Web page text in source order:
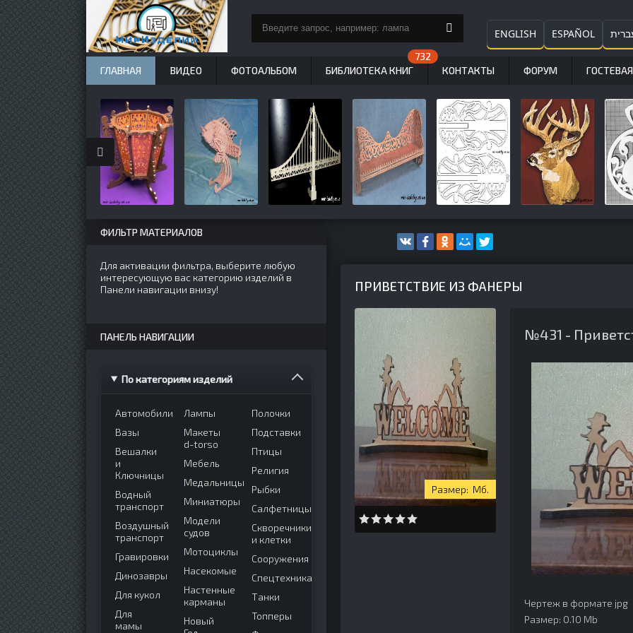
ПРИВЕТСТВИЕ ИЗ ФАНЕРЫ
Мб.
№431 -
Чертеж в формате jpg
Размер: 0.10 Mb
ФИЛЬТР МАТЕРИАЛОВ
Для активации фильтра, выберите любую
интересующую вас категорию изделий в
Панели навигации внизу!
ПАНЕЛЬ НАВИГАЦИИ
По категориям изделий
Автомобили
Вазы
Вешалки
и
Ключницы
Водный
транспорт
Воздушный
транспорт
Гравировки
Динозавры
Для кукол
Для
мамы
Лампы
Макеты
d-torso
Мебель
Медальницы
Миниатюры
Модели
судов
Мотоциклы
Насекомые
Настенные
карманы
Новый
Полочки
Подставки
Птицы
Религия
Рыбки
Салфетницы
Скворечники
и клетки
Сооружения
Спецтехника
Танки
Топперы
ENGLISH ESPAÑOL
ГЛАВНАЯ ВИДЕО ФОТОАЛЬБОМ БИБЛИОТЕКА КНИГ КОНТАКТЫ ФОРУМ ГОСТЕВАЯ